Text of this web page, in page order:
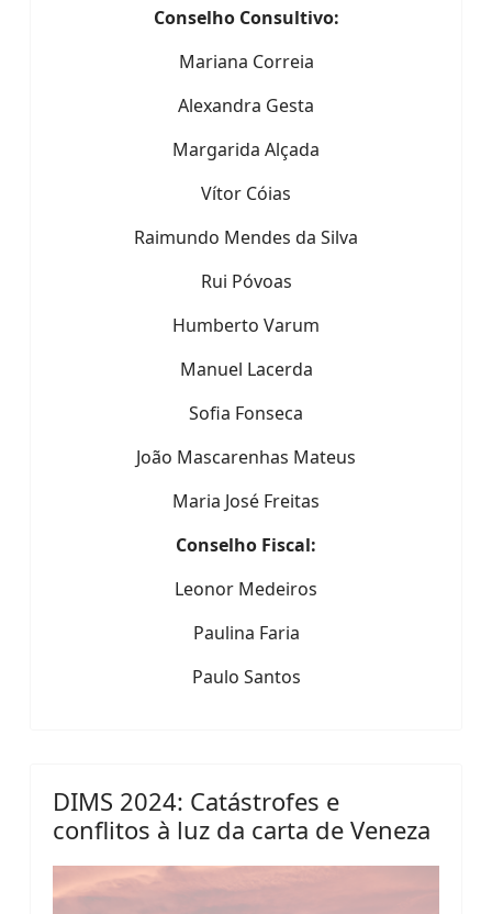
Conselho Consultivo:
Mariana Correia
Alexandra Gesta
Margarida Alçada
Vítor Cóias
Raimundo Mendes da Silva
Rui Póvoas
Humberto Varum
Manuel Lacerda
Sofia Fonseca
João Mascarenhas Mateus
Maria José Freitas
Conselho Fiscal:
Leonor Medeiros
Paulina Faria
Paulo Santos
DIMS 2024: Catástrofes e
conflitos à luz da carta de Veneza